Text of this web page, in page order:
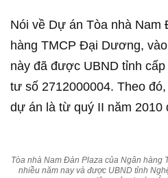
Nói về Dự án Tòa nhà Nam
hàng TMCP Đại Dương,
này đã được UBND tỉnh
tư số 2712000004. Theo
dự án là từ quý II năm 2010
Tòa nhà Nam Đàn Plaza của Ngân hàng
nhiều năm nay và được UBND tỉnh